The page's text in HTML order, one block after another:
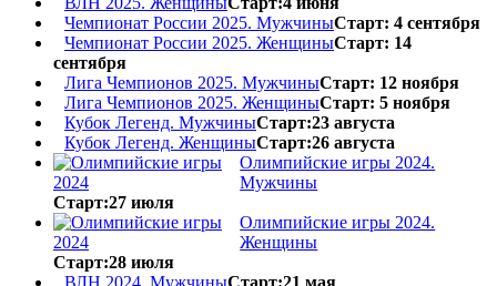
Чемпионат России 2025. МужчиныСтарт: 4 сентября
Чемпионат России 2025. ЖенщиныСтарт: 14
сентября
Лига Чемпионов 2025. МужчиныСтарт: 12 ноября
Лига Чемпионов 2025. ЖенщиныСтарт: 5 ноября
Кубок Легенд. МужчиныСтарт:23 августа
Кубок Легенд. ЖенщиныСтарт:26 августа
Олимпийские игры 2024.
Мужчины
Старт:27 июля
Олимпийские игры 2024.
Женщины
Старт:28 июля
ВЛН 2024. МужчиныСтарт:21 мая